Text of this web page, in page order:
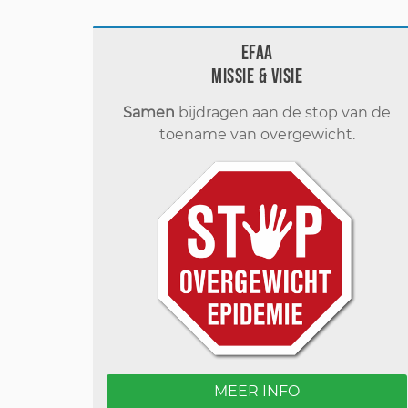
EFAA
Missie & visie
Samen bijdragen aan de stop van de
toename van overgewicht.
MEER INFO